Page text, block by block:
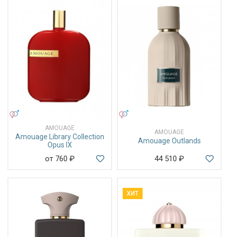
AMOUAGE
Amouage Library Collection
Opus IX
от 760 ₽
AMOUAGE
Amouage Outlands
44 510 ₽
ХИТ